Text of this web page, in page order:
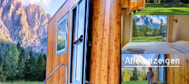
Alle anzeigen